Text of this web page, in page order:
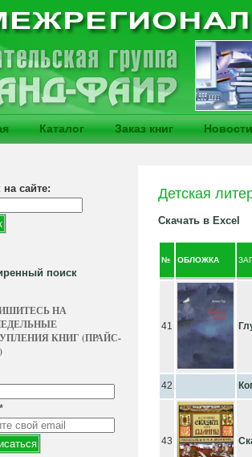
Каталог Заказ книг Новости
на сайте:
поиск
НА
КНИГ (ПРАЙС-
*
Детская
Скачать в Excel
№ ОБЛОЖКА
41
42
43